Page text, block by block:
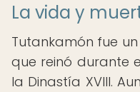
La vida y
Tutankamón fue
que reinó durante
la Dinastía XVIII.